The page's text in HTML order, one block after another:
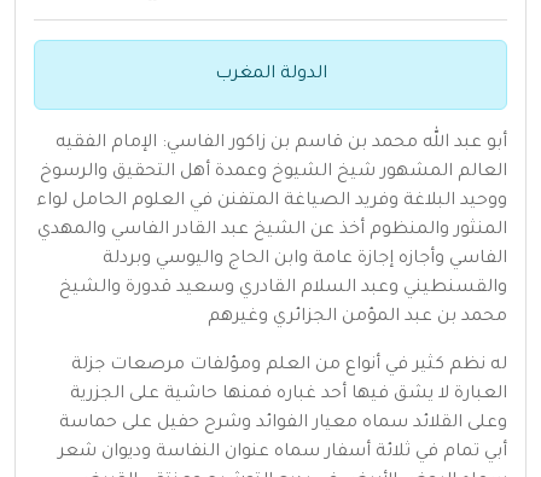
الدولة المغرب
أبو عبد الله محمد بن قاسم بن زاكور الفاسي: الإمام الفقيه
العالم المشهور شيخ الشيوخ وعمدة أهل التحقيق والرسوخ
ووحيد البلاغة وفريد الصياغة المتفنن في العلوم الحامل لواء
المنثور والمنظوم أخذ عن الشيخ عبد القادر الفاسي والمهدي
الفاسي وأجازه إجازة عامة وابن الحاج واليوسي وبردلة
والقسنطيني وعبد السلام القادري وسعيد قدورة والشيخ
محمد بن عبد المؤمن الجزائري وغيرهم
له نظم كثير في أنواع من العلم ومؤلفات مرصعات جزلة
العبارة لا يشق فيها أحد غباره فمنها حاشية على الجزرية
وعلى القلائد سماه معيار الفوائد وشرح حفيل على حماسة
أبي تمام في ثلائة أسفار سماه عنوان النفاسة وديوان شعر